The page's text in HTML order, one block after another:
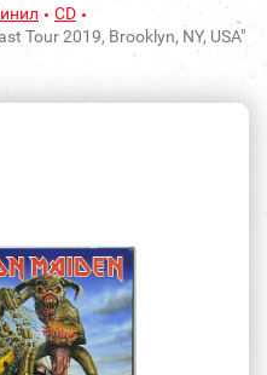
CD
Tour 2019, Brooklyn, NY, USA"